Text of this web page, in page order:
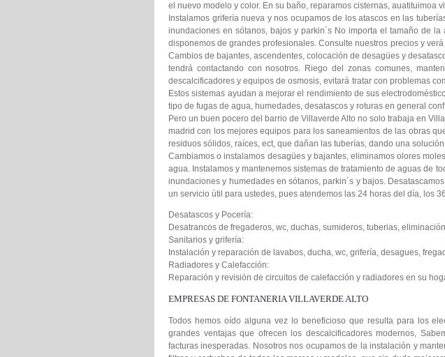
el nuevo modelo y color. En su baño, reparamos cisternas,
Instalamos grifería nueva y nos ocupamos de los atascos en las
inundaciones en sótanos, bajos y parkin´s No importa el tamaño de
disponemos de grandes profesionales. Consulte nuestros precios y
Cambios de bajantes, ascendentes, colocación de desagües y
tendrá contactando con nosotros. Riego del zonas comunes,
descalcificadores y equipos de osmosis, evitará tratar con problemas
Estos sistemas ayudan a mejorar el rendimiento de sus
tipo de fugas de agua, humedades, desatascos y roturas en general
Pero un buen pocero del barrio de Villaverde Alto no solo trabaja en
madrid con los mejores equipos para los saneamientos de las obras
residuos sólidos, raíces, ect, que dañan las tuberías, dando una
Cambiamos o instalamos desagües y bajantes, eliminamos olores
agua. Instalamos y mantenemos sistemas de tratamiento de aguas de
inundaciones y humedades en sótanos, parkin´s y bajos.
un servicio útil para ustedes, pues atendemos las 24 horas del día, los
Desatascos y Pocería:
Desatrancos de fregaderos, wc, duchas, sumideros, tuberias,
Sanitarios y grifería:
Instalación y reparación de lavabos, ducha, wc, grifería, desagues,
Radiadores y Calefacción:
Reparación y revisión de circuitos de calefacción y radiadores en su
EMPRESAS DE FONTANERIA VILLAVERDE ALTO
Todos hemos oído alguna vez lo beneficioso que resulta para los
grandes ventajas que ofrecen los descalcificadores modernos,
facturas inesperadas. Nosotros nos ocupamos de la instalación y